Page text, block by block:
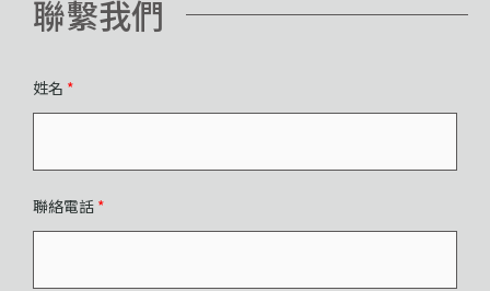
聯繫我們
姓名 *
聯絡電話 *